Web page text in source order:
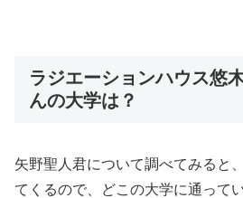
ラジエーションハウス悠
んの大学は？
矢野聖人君について調べてみると
てくるので、どこの大学に通って